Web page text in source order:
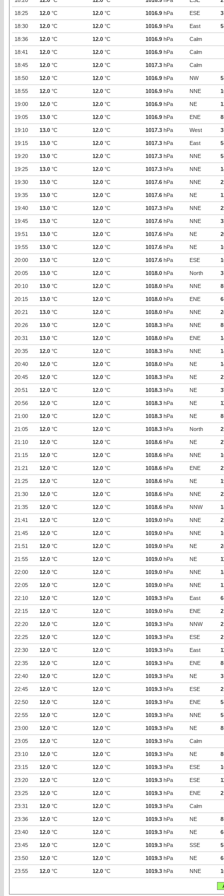
18:25 12.0 °C 12.0 °C 1016.9 hPa ESE 3
18:30 12.0 °C 12.0 °C 1016.9 hPa East 5
18:36 12.0 °C 12.0 °C 1016.9 hPa Calm
18:41 12.0 °C 12.0 °C 1016.9 hPa Calm
18:45 12.0 °C 12.0 °C 1017.3 hPa Calm
18:50 12.0 °C 12.0 °C 1016.9 hPa NW 5
18:55 12.0 °C 12.0 °C 1016.9 hPa NNE
19:00 12.0 °C 12.0 °C 1016.9 hPa NE
19:05 13.0 °C 12.0 °C 1016.9 hPa ENE 8
19:10 13.0 °C 12.0 °C 1017.3 hPa West 3
19:15 13.0 °C 12.0 °C 1017.3 hPa East 5
19:20 13.0 °C 12.0 °C 1017.3 hPa NNE 5
19:25 13.0 °C 12.0 °C 1017.3 hPa NNE
19:30 13.0 °C 12.0 °C 1017.6 hPa NNE
19:35 13.0 °C 12.0 °C 1017.6 hPa NE
19:40 13.0 °C 12.0 °C 1017.3 hPa NNE
19:45 13.0 °C 12.0 °C 1017.6 hPa NNE
19:51 13.0 °C 12.0 °C 1017.6 hPa NE
19:55 13.0 °C 12.0 °C 1017.6 hPa NE
20:00 13.0 °C 12.0 °C 1017.6 hPa ESE
20:05 13.0 °C 12.0 °C 1018.0 hPa North 3
20:10 13.0 °C 12.0 °C 1018.0 hPa NNE 8
20:15 13.0 °C 12.0 °C 1018.0 hPa ENE 6
20:21 13.0 °C 12.0 °C 1018.0 hPa NNE
20:26 13.0 °C 12.0 °C 1018.3 hPa NNE 8
20:31 13.0 °C 12.0 °C 1018.0 hPa ENE
20:35 12.0 °C 12.0 °C 1018.3 hPa NNE
20:40 12.0 °C 12.0 °C 1018.0 hPa NE
20:45 12.0 °C 12.0 °C 1018.3 hPa NE
20:51 12.0 °C 12.0 °C 1018.3 hPa NE
20:56 12.0 °C 12.0 °C 1018.3 hPa NE
21:00 12.0 °C 12.0 °C 1018.3 hPa NE 8
21:05 12.0 °C 12.0 °C 1018.3 hPa North
21:10 12.0 °C 12.0 °C 1018.6 hPa NE
21:15 12.0 °C 12.0 °C 1018.6 hPa NNE
21:21 12.0 °C 12.0 °C 1018.6 hPa ENE
21:25 12.0 °C 12.0 °C 1018.6 hPa NE
21:30 12.0 °C 12.0 °C 1018.6 hPa NNE
21:35 12.0 °C 12.0 °C 1018.6 hPa NNW
21:41 12.0 °C 12.0 °C 1019.0 hPa NNE
21:45 12.0 °C 12.0 °C 1019.0 hPa NNE
21:51 12.0 °C 12.0 °C 1019.0 hPa NE
21:55 12.0 °C 12.0 °C 1019.0 hPa NE
22:00 12.0 °C 12.0 °C 1019.0 hPa NNE
22:05 12.0 °C 12.0 °C 1019.0 hPa NNE
22:10 12.0 °C 12.0 °C 1019.3 hPa East 6
22:15 12.0 °C 12.0 °C 1019.0 hPa ENE 2
22:20 12.0 °C 12.0 °C 1019.3 hPa NNW 2
22:25 12.0 °C 12.0 °C 1019.3 hPa ESE 2
22:30 12.0 °C 12.0 °C 1019.3 hPa East
22:35 12.0 °C 12.0 °C 1019.3 hPa ENE 8
22:40 12.0 °C 12.0 °C 1019.3 hPa NE 3
22:45 12.0 °C 12.0 °C 1019.3 hPa ESE 2
22:50 12.0 °C 12.0 °C 1019.3 hPa ENE 5
22:55 12.0 °C 12.0 °C 1019.3 hPa NNE 5
23:00 12.0 °C 12.0 °C 1019.3 hPa NE 8
23:05 12.0 °C 12.0 °C 1019.3 hPa Calm
23:10 12.0 °C 12.0 °C 1019.3 hPa NE 8
23:15 12.0 °C 12.0 °C 1019.3 hPa ESE
23:20 12.0 °C 12.0 °C 1019.3 hPa ESE
23:25 12.0 °C 12.0 °C 1019.3 hPa ENE 2
23:31 12.0 °C 12.0 °C 1019.3 hPa Calm
23:36 12.0 °C 12.0 °C 1019.3 hPa NE 8
23:40 12.0 °C 12.0 °C 1019.3 hPa NE 6
23:45 12.0 °C 12.0 °C 1019.3 hPa SSE 5
23:50 12.0 °C 12.0 °C 1019.3 hPa NE 6
23:55 12.0 °C 12.0 °C 1019.3 hPa NNE